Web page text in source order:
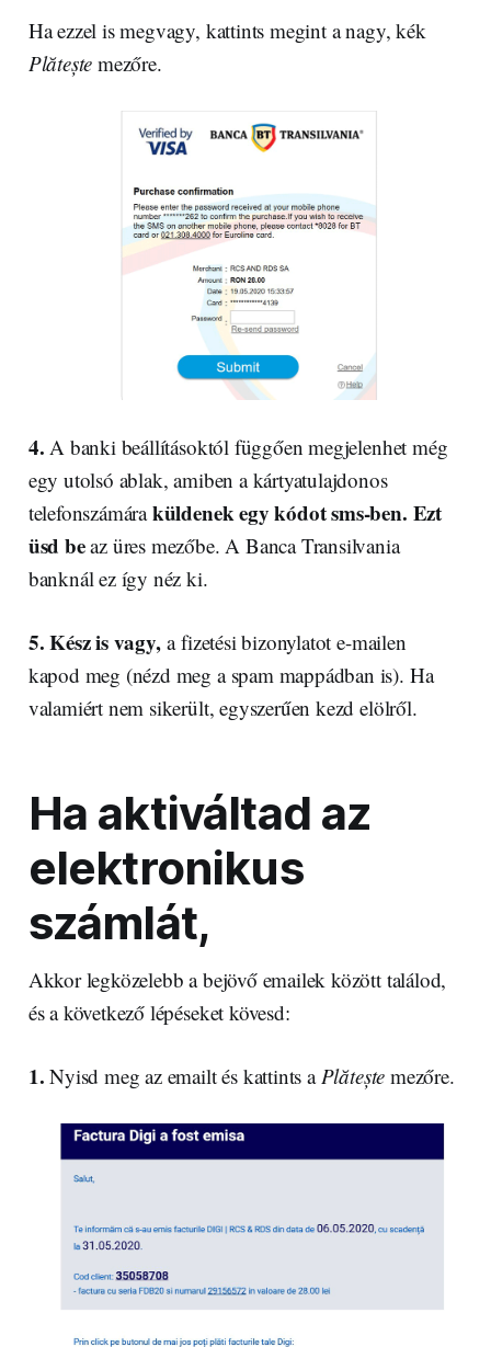
Ha ezzel is megvagy, kattints megint a nagy, kék
Plătește mezőre.
4. A banki beállításoktól függően megjelenhet még
egy utolsó ablak, amiben a kártyatulajdonos
telefonszámáraküldenek egy kódot sms-ben. Ezt
üsd beaz üres mezőbe. A Banca Transilvania
banknál ez így néz ki.
5.Kész is vagy,a fizetési bizonylatot e-mailen
kapod meg (nézd meg a spam mappádban is). Ha
valamiért nem sikerült, egyszerűen kezd elölről.
Ha aktiváltad az
elektronikus
számlát,
Akkor legközelebb a bejövő emailek között találod,
és a következő lépéseket kövesd:
1. Nyisd meg az emailt és kattints a Plătește mezőre.